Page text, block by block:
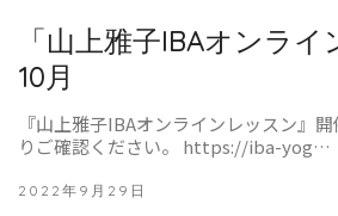
「山上雅子IBAオンライ
10月
『山上雅子IBAオンラインレッスン』
りご確認ください。 https://iba-yog…
2022年9月29日